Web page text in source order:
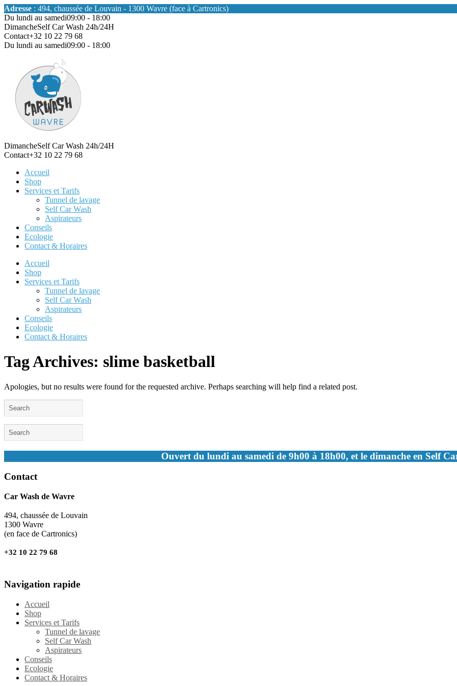
Adresse : 494, chaussée de Louvain - 1300 Wavre (face à Cartronics)
Du lundi au samedi09:00 - 18:00
DimancheSelf Car Wash 24h/24H
Contact+32 10 22 79 68
Du lundi au samedi09:00 - 18:00
DimancheSelf Car Wash 24h/24H
Contact+32 10 22 79 68
Accueil
Shop
Services et Tarifs
Tunnel de lavage
Self Car Wash
Aspirateurs
Conseils
Ecologie
Contact & Horaires
Accueil
Shop
Services et Tarifs
Tunnel de lavage
Self Car Wash
Aspirateurs
Conseils
Ecologie
Contact & Horaires
Tag Archives: slime basketball
Apologies, but no results were found for the requested archive. Perhaps searching will help find a related post.
Ouvert du lundi au samedi de 9h00 à 18h00, et le dimanche en Self
Contact
Car Wash de Wavre
494, chaussée de Louvain
1300 Wavre
(en face de Cartronics)
+32 10 22 79 68
Navigation rapide
Accueil
Shop
Services et Tarifs
Tunnel de lavage
Self Car Wash
Aspirateurs
Conseils
Ecologie
Contact & Horaires